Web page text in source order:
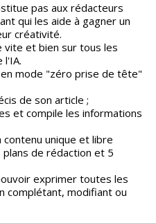
pas aux rédacteurs
qui les aide à gagner un
créativité.
et bien sur tous les
l'IA.
mode "zéro prise de tête"
de son article ;
et compile les informations
unique et libre
de rédaction et 5
exprimer toutes les
complétant, modifiant ou